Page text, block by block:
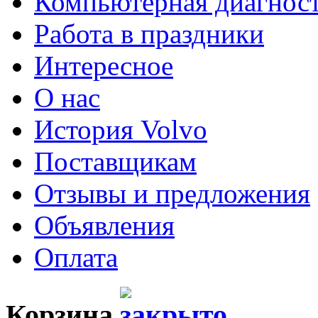
Работа в праздники
Интересное
О нас
История Volvo
Поставщикам
Отзывы и предложения
Объявления
Оплата